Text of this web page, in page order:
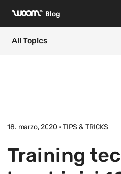
woom™ Blog
All Topics
18. marzo, 2020 • TIPS & TRICKS
Training